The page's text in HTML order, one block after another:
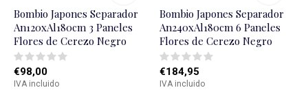
Bombio Japones Separador
An120xAl180cm 3 Paneles
Flores de Cerezo Negro
€98,00
IVA incluido
Bombio Japones Separador
An240xAl180cm 6 Paneles
Flores de Cerezo Negro
€184,95
IVA incluido